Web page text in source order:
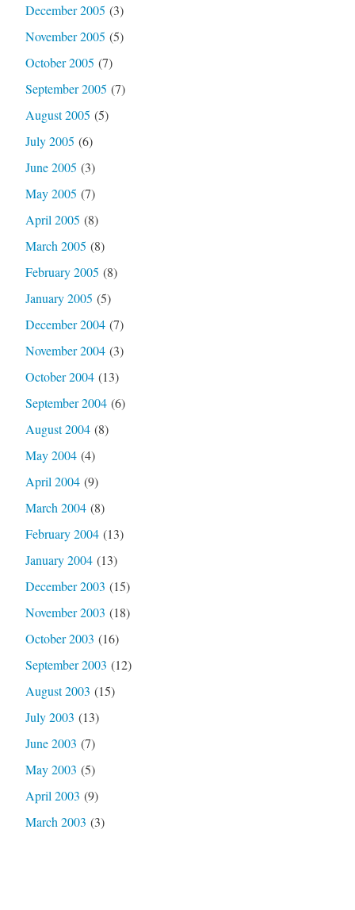
December 2005 (3)
November 2005 (5)
October 2005 (7)
September 2005 (7)
August 2005 (5)
July 2005 (6)
June 2005 (3)
May 2005 (7)
April 2005 (8)
March 2005 (8)
February 2005 (8)
January 2005 (5)
December 2004(7)
November 2004(3)
October 2004(13)
September 2004(6)
August 2004(8)
May 2004(4)
April 2004(9)
March 2004(8)
February 2004(13)
January 2004(13)
December 2003 (15)
November 2003 (18)
October 2003 (16)
September 2003 (12)
August 2003 (15)
July 2003 (13)
June 2003 (7)
May 2003 (5)
April 2003 (9)
March 2003 (3)